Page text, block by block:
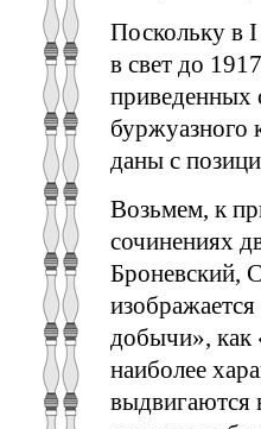
Поскольку в I
в свет до
приведенных
буржуазного
даны с
Возьмем, к
сочинениях
Броневский,
добычи», как
наиболее
выдвигаются